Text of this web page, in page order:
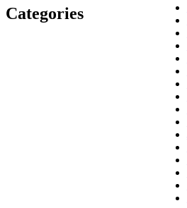
Categories